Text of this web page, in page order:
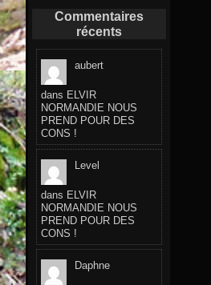
Commentaires
récents
aubert
dans ELVIR
NORMANDIE NOUS
PREND POUR DES
CONS !
Level
dans ELVIR
NORMANDIE NOUS
PREND POUR DES
CONS !
Daphne